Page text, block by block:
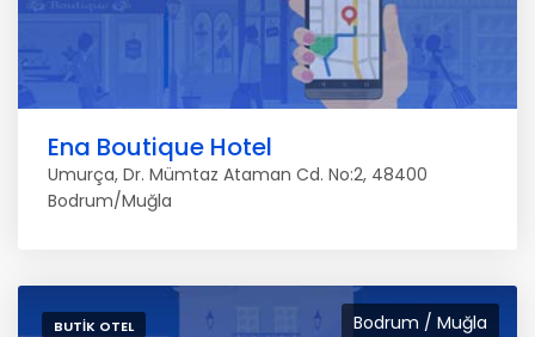
Ena Boutique Hotel
Umurça, Dr. Mümtaz Ataman Cd. No:2, 48400
Bodrum/Muğla
Bodrum / Muğla
BUTIK OTEL